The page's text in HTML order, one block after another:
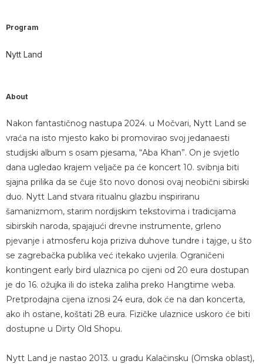
Program
Nytt Land
About
Nakon fantastičnog nastupa 2024. u Močvari, Nytt Land se
vraća na isto mjesto kako bi promovirao svoj jedanaesti
studijski album s osam pjesama, “Aba Khan”. On je svjetlo
dana ugledao krajem veljače pa će koncert 10. svibnja biti
sjajna prilika da se čuje što novo donosi ovaj neobični sibirski
duo. Nytt Land stvara ritualnu glazbu inspiriranu
šamanizmom, starim nordijskim tekstovima i tradicijama
sibirskih naroda, spajajući drevne instrumente, grleno
pjevanje i atmosferu koja priziva duhove tundre i tajge, u što
se zagrebačka publika već itekako uvjerila. Ograničeni
kontingent early bird ulaznica po cijeni od 20 eura dostupan
je do 16. ožujka ili do isteka zaliha preko Hangtime weba.
Pretprodajna cijena iznosi 24 eura, dok će na dan koncerta,
ako ih ostane, koštati 28 eura. Fizičke ulaznice uskoro će biti
dostupne u Dirty Old Shopu.
Nytt Land je nastao 2013. u gradu Kalačinsku (Omska oblast),